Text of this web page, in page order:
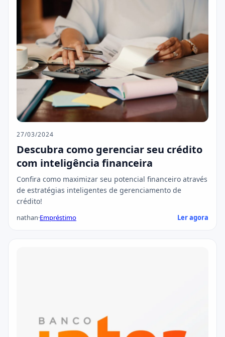
27/03/2024
Descubra como gerenciar seu crédito
com inteligência financeira
Confira como maximizar seu potencial financeiro através
de estratégias inteligentes de gerenciamento de
crédito!
nathan·Empréstimo Ler agora